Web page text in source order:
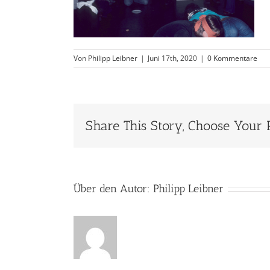
Von Philipp Leibner | Juni 17th, 2020 | 0 Kommentare
Share This Story, Choose Your
Über den Autor: Philipp Leibner